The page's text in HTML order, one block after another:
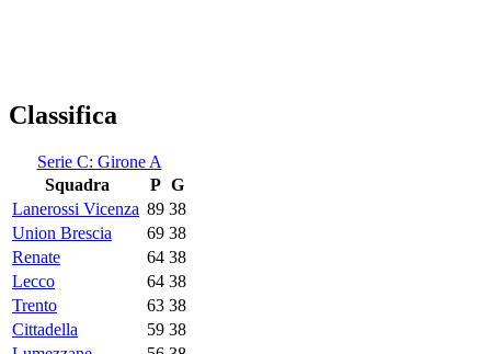
Classifica
Serie C: Girone A
Squadra
P G
Lanerossi Vicenza 89 38
Union Brescia
69 38
Renate
64 38
Lecco
64 38
Trento
63 38
Cittadella
59 38